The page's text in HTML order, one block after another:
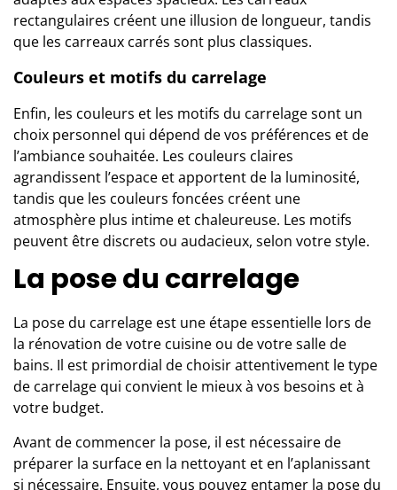
rectangulaires créent une illusion de longueur, tandis
que les carreaux carrés sont plus classiques.
Couleurs et motifs du carrelage
Enfin, les couleurs et les motifs du carrelage sont un
choix personnel qui dépend de vos préférences et de
l’ambiance souhaitée. Les couleurs claires
agrandissent l’espace et apportent de la luminosité,
tandis que les couleurs foncées créent une
atmosphère plus intime et chaleureuse. Les motifs
peuvent être discrets ou audacieux, selon votre style.
La pose du carrelage
La pose du carrelage est une étape essentielle lors de
la rénovation de votre cuisine ou de votre salle de
bains. Il est primordial de choisir attentivement letype
de carrelage qui convient le mieux à vos besoins et à
votre budget.
Avant de commencer la pose, il est nécessaire de
préparer la surface en la nettoyant et en l’aplanissant
si nécessaire. Ensuite, vous pouvez entamer la pose du